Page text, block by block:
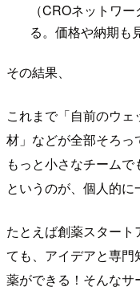
（CROネットワ
る。価格や納期も
その結果、
これまで「自前のウ
材」などが全部そろっ
もっと小さなチーム
というのが、個人的に
たとえば創薬スタート
ても、アイデアと専
薬ができる！そんなサ